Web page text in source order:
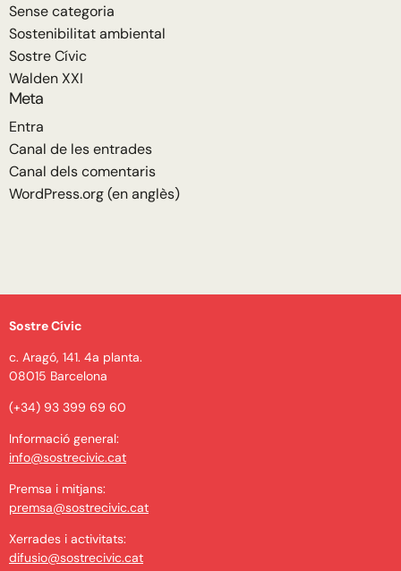
Sense categoria
Sostenibilitat ambiental
Sostre Cívic
Walden XXI
Meta
Entra
Canal de les entrades
Canal dels comentaris
WordPress.org (en anglès)
Sostre Cívic
c. Aragó, 141. 4a planta.
08015 Barcelona
(+34) 93 399 69 60
Informació general:
info@sostrecivic.cat
Premsa i mitjans:
premsa@sostrecivic.cat
Xerrades i activitats:
difusio@sostrecivic.cat